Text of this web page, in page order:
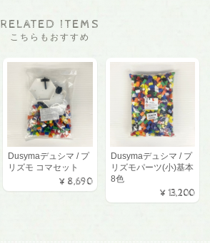
RELATED ITEMS
こちらもおすすめ
Dusymaデュシマ / プ
リズモ コマセット
¥8,690
Dusymaデュシマ / プ
リズモパーツ(小)基本
8色
¥13,200